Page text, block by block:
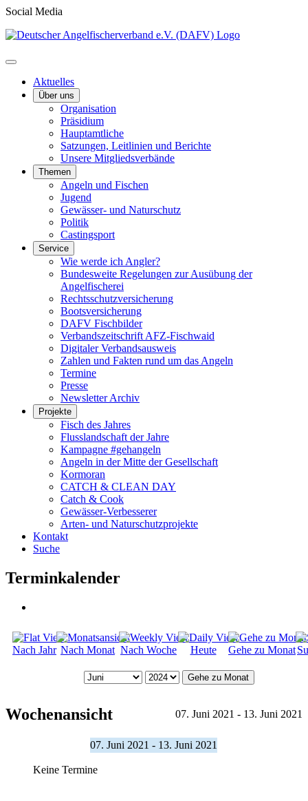
Social Media
Aktuelles
Über uns
Organisation
Präsidium
Hauptamtliche
Satzungen, Leitlinien und Berichte
Unsere Mitgliedsverbände
Themen
Angeln und Fischen
Jugend
Gewässer- und Naturschutz
Politik
Castingsport
Service
Wie werde ich Angler?
Bundesweite Regelungen zur Ausübung der
Angelfischerei
Rechtsschutzversicherung
Bootsversicherung
DAFV Fischbilder
Verbandszeitschrift AFZ-Fischwaid
Digitaler Verbandsausweis
Zahlen und Fakten rund um das Angeln
Termine
Presse
Newsletter Archiv
Projekte
Fisch des Jahres
Flusslandschaft der Jahre
Kampagne #gehangeln
Angeln in der Mitte der Gesellschaft
Kormoran
CATCH & CLEAN DAY
Catch & Cook
Gewässer-Verbesserer
Arten- und Naturschutzprojekte
Kontakt
Suche
Terminkalender
Nach Jahr Nach Monat Nach Woche Heute Gehe zu Monat
Gehe zu Monat
Wochenansicht 07. Juni 2021 - 13. Juni 2021
07. Juni 2021 - 13. Juni 2021
Keine Termine